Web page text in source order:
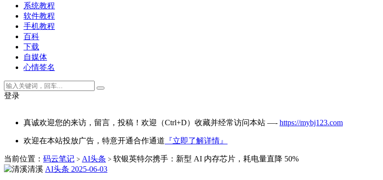
系统教程
软件教程
手机教程
百科
下载
自媒体
心情签名
登录
真诚欢迎您的来访，留言，投稿！欢迎（Ctrl+D）收藏并经常访问本站 —- https://mybj123.com
欢迎在本站投放广告，特意开通合作通道 『立即了解详情』
当前位置： 码云笔记 > AI头条 > 软银英特尔携手：新型 AI 内存芯片，耗电量直降 50%
清溪 AI头条 2025-06-03